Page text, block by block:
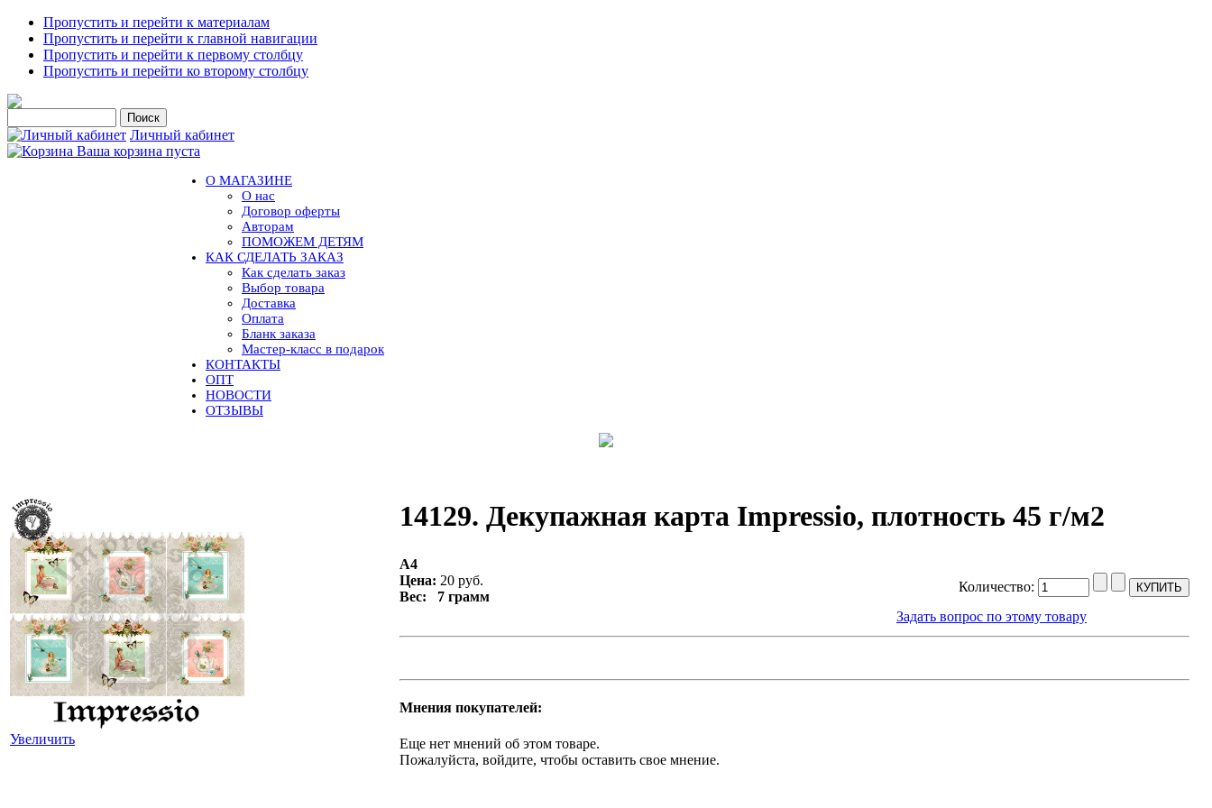
Пропустить и перейти к материалам
Пропустить и перейти к главной навигации
Пропустить и перейти к первому столбцу
Пропустить и перейти ко второму столбцу
Личный кабинет
Ваша корзина пуста
О МАГАЗИНЕ
О нас
Договор оферты
Авторам
ПОМОЖЕМ ДЕТЯМ
КАК СДЕЛАТЬ ЗАКАЗ
Как сделать заказ
Выбор товара
Доставка
Оплата
Бланк заказа
Мастер-класс в подарок
КОНТАКТЫ
ОПТ
НОВОСТИ
ОТЗЫВЫ
Увеличить
14129. Декупажная карта Impressio, плотность 45 г/м2
А4
Цена: 20 руб.
Вес: 7 грамм
Количество:
Задать вопрос по этому товару
Мнения покупателей:
Еще нет мнений об этом товаре.
Пожалуйста, войдите, чтобы оставить свое мнение.